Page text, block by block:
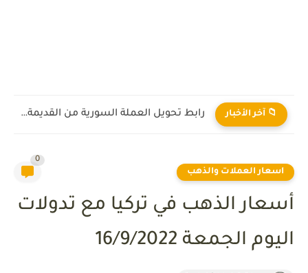
📁 آخر الأخبار رابط تحويل العملة السورية من القديمة إلى الجديدة 2026
اسعار العملات والذهب
0
أسعار الذهب في تركيا مع تدولات
اليوم الجمعة 16/9/2022